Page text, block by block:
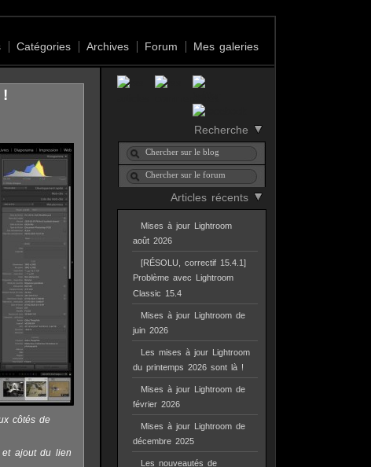
Catégories Archives Forum Mes galeries
Recherche
Articles récents
Mises à jour Lightroom
août 2026
[RÉSOLU, correctif 15.4.1]
Problème avec Lightroom
Classic 15.4
Mises à jour Lightroom de
juin 2026
Les mises à jour Lightroom
du printemps 2026 sont là !
Mises à jour Lightroom de
février 2026
Mises à jour Lightroom de
décembre 2025
Les nouveautés de
côtés de
ajout du lien